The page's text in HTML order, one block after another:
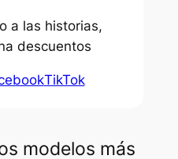
a las historias,
descuentos
TikTok
modelos más